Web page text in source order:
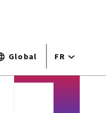
Global FR